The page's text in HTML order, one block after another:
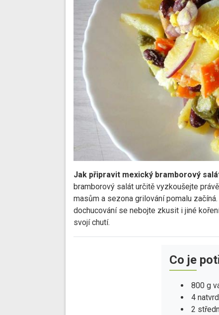
Jak připravit mexický bramborový
bramborový salát určitě vyzkoušejte
masům a sezona grilování pomalu
dochucování se nebojte zkusit i jiné
svojí chutí.
Co je
800 g
4
2